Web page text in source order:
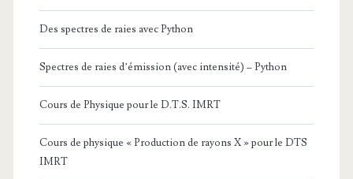
Des spectres de raies avec Python
Spectres de raies d’émission (avec intensité) – Python
Cours de Physique pour le D.T.S. IMRT
Cours de physique « Production de rayons X » pour le DTS
IMRT